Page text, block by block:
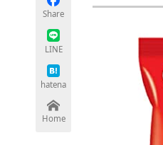
Share
LINE
hatena
Home